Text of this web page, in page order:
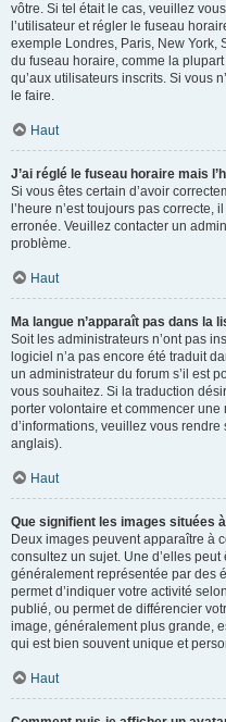
vôtre. Si tel était le cas, veuillez
l’utilisateur et régler le fuseau
exemple Londres, Paris, New York,
du fuseau horaire, comme la
qu’aux utilisateurs inscrits. Si vous
le faire.
Haut
J’ai réglé le fuseau horaire mais
Si vous êtes certain d’avoir
l’heure n’est toujours pas
erronée. Veuillez contacter un
problème.
Haut
Ma langue n’apparaît pas dans la
Soit les administrateurs n’ont pas
logiciel n’a pas encore été traduit
un administrateur du forum s’il est
vous souhaitez. Si la traduction
porter volontaire et commencer
d’informations, veuillez vous rendre
anglais).
Haut
Que signifient les images situées
Deux images peuvent apparaître à
consultez un sujet. Une d’elles
généralement représentée par des
permet d’indiquer votre activité
publié, ou permet de différencier
image, généralement plus grande,
qui est bien souvent unique et
Haut